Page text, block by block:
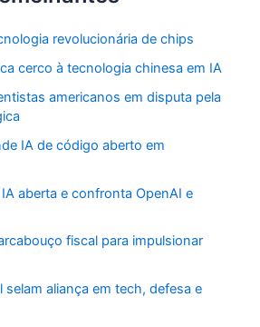
revolucionária de chips
cerco à tecnologia chinesa em IA
americanos em disputa pela
IA de código aberto em
aberta e confronta OpenAI e
fiscal para impulsionar
selam aliança em tech, defesa e